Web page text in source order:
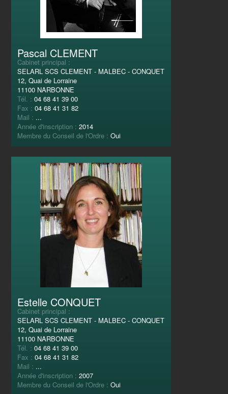
Pascal CLEMENT
Cabinet principal :
SELARL SCS CLEMENT - MALBEC - CONQUET
12, Quai de Lorraine
11100 NARBONNE
Tél. :04 68 41 39 00
Fax :04 68 41 31 82
Mail : ...
Année d'inscription :2014
Membre du Conseil de l'Ordre :Oui
Estelle CONQUET
Cabinet principal :
SELARL SCS CLEMENT - MALBEC - CONQUET
12, Quai de Lorraine
11100 NARBONNE
Tél. :04 68 41 39 00
Fax :04 68 41 31 82
Mail : ...
Année d'inscription :2007
Membre du Conseil de l'Ordre :Oui